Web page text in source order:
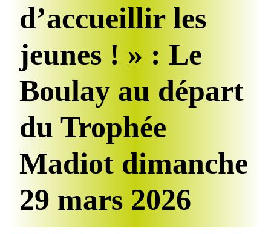
d’accueillir les
jeunes ! » : Le
Boulay au départ
du Trophée
Madiot dimanche
29 mars 2026